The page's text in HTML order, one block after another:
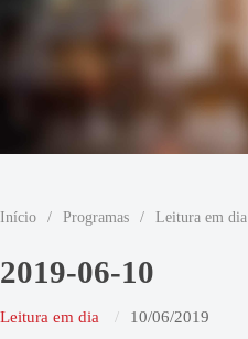
Início / Programas / Leitura em dia
2019-06-10
Leitura em dia 10/06/2019